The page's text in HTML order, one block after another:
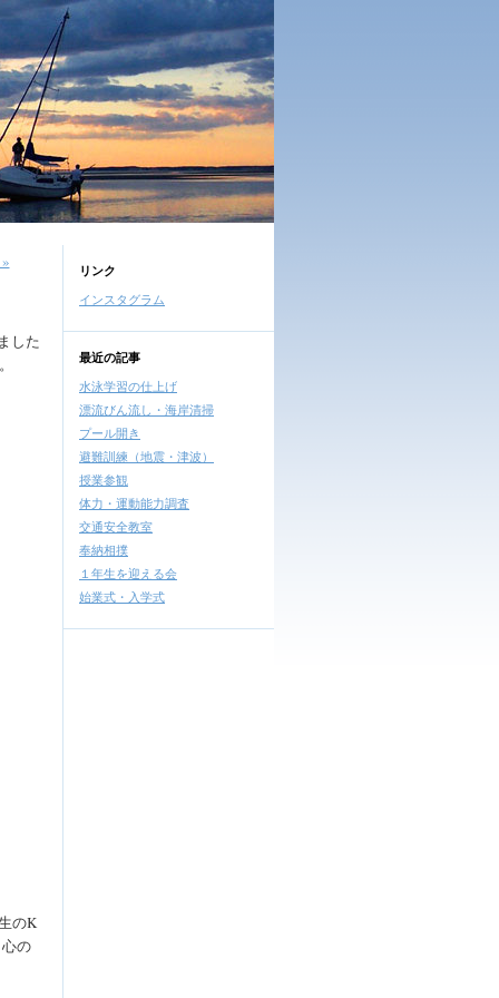
した
。
のK
の
リンク
インスタグラム
最近の記事
水泳学習の仕上げ
漂流びん流し・海岸清掃
プール開き
避難訓練（地震・津波）
授業参観
体力・運動能力調査
交通安全教室
奉納相撲
１年生を迎える会
始業式・入学式